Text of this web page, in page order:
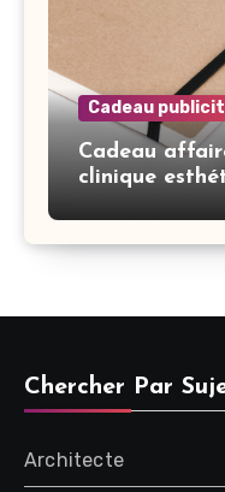
Cadeau
Cadeau
clinique
Chercher Par
Architecte